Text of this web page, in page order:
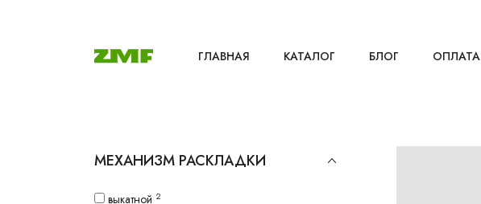
ГЛАВНАЯ КАТАЛОГ БЛОГ ОПЛАТА
МЕХАНИЗМ РАСКЛАДКИ
выкатной 2